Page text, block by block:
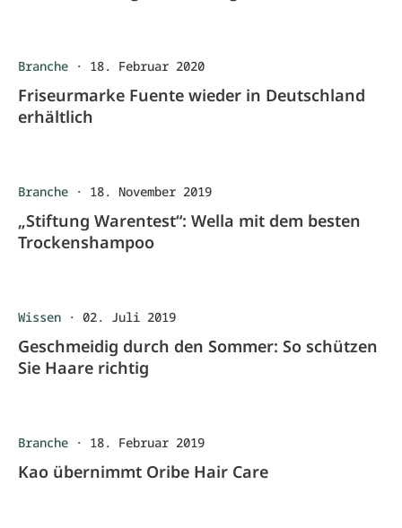
Branche · 18. Februar 2020
Friseurmarke Fuente wieder in Deutschland
erhältlich
Branche · 18. November 2019
„Stiftung Warentest“: Wella mit dem besten
Trockenshampoo
Wissen · 02. Juli 2019
Geschmeidig durch den Sommer: So schützen
Sie Haare richtig
Branche · 18. Februar 2019
Kao übernimmt Oribe Hair Care